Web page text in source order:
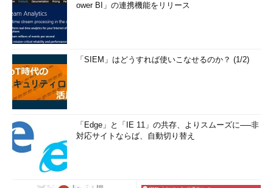
ower BI」の連携機能をリリース
「SIEM」はどうすれば使いこなせるのか？ (1/2)
「Edge」と「IE 11」の共存、よりスムーズに──非
対応サイトならば、自動切り替え